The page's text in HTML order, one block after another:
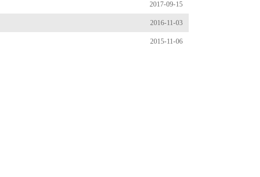
2017-09-15
2016-11-03
2015-11-06